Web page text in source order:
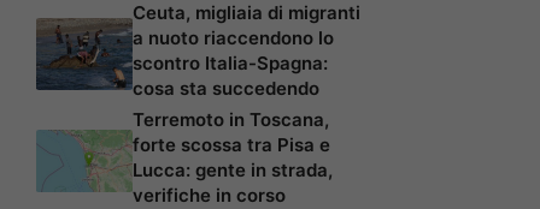
Ceuta, migliaia di migranti
a nuoto riaccendono lo
scontro Italia-Spagna:
cosa sta succedendo
Terremoto in Toscana,
forte scossa tra Pisa e
Lucca: gente in strada,
verifiche in corso